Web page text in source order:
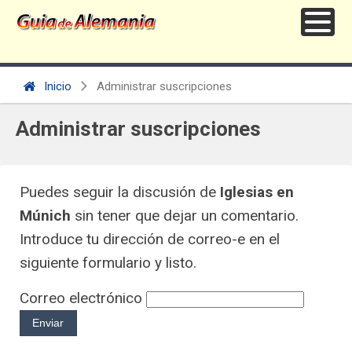
Inicio Administrar suscripciones
Administrar suscripciones
Puedes seguir la discusión de Iglesias en
Múnich sin tener que dejar un comentario.
Introduce tu dirección de correo-e en el
siguiente formulario y listo.
Correo electrónico